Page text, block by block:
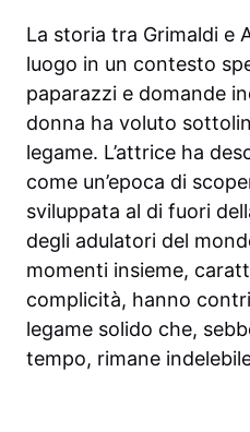
La storia tra Grimaldi e
luogo in un contesto
paparazzi e domande
donna ha voluto
legame. L’attrice ha
come un’epoca di
sviluppata al di fuori
degli adulatori del
momenti insieme,
complicità, hanno
legame solido che,
tempo, rimane